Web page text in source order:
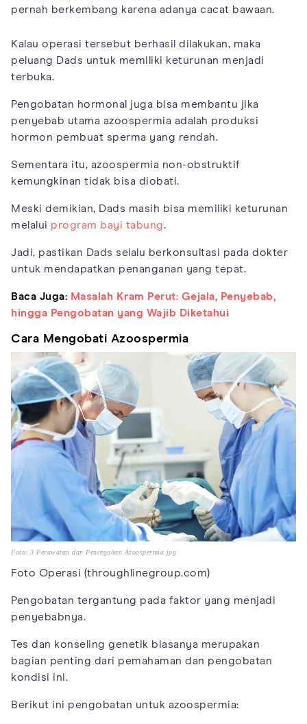
pernah berkembang karena adanya cacat bawaan.
Kalau operasi tersebut berhasil dilakukan, maka
peluang Dads untuk memiliki keturunan menjadi
terbuka.
Pengobatan hormonal juga bisa membantu jika
penyebab utama azoospermia adalah produksi
hormon pembuat sperma yang rendah.
Sementara itu, azoospermia non-obstruktif
kemungkinan tidak bisa diobati.
Meski demikian, Dads masih bisa memiliki keturunan
melalui program bayi tabung.
Jadi, pastikan Dads selalu berkonsultasi pada dokter
untuk mendapatkan penanganan yang tepat.
Baca Juga: Masalah Kram Perut: Gejala, Penyebab,
hingga Pengobatan yang Wajib Diketahui
Cara Mengobati Azoospermia
Foto: 3 Perawatan dan Pencegahan Azoospermia.jpg
Foto Operasi (throughlinegroup.com)
Pengobatan tergantung pada faktor yang menjadi
penyebabnya.
Tes dan konseling genetik biasanya merupakan
bagian penting dari pemahaman dan pengobatan
kondisi ini.
Berikut ini pengobatan untuk azoospermia: